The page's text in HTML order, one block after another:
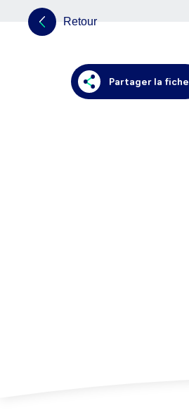
Retour
Partager la fiche